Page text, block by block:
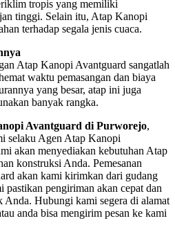
tropis yang memiliki
tinggi. Selain itu, Atap Kanopi
terhadap segala jenis cuaca.
Atap Kanopi Avantguard sangatlah
waktu pemasangan dan biaya
yang besar, atap ini juga
banyak rangka.
Avantguard di Purworejo,
selaku Agen Atap Kanopi
akan menyediakan kebutuhan Atap
konstruksi Anda. Pemesanan
akan kami kirimkan dari gudang
pengiriman akan cepat dan
Anda. Hubungi kami segera di alamat
anda bisa mengirim pesan ke kami